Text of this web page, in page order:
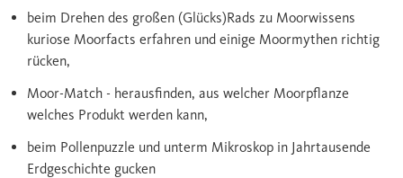
beim Drehen des großen (Glücks)Rads zu Moorwissens
kuriose Moorfacts erfahren und einige Moormythen richtig
rücken,
Moor-Match - herausfinden, aus welcher Moorpflanze
welches Produkt werden kann,
beim Pollenpuzzle und unterm Mikroskop in Jahrtausende
Erdgeschichte gucken